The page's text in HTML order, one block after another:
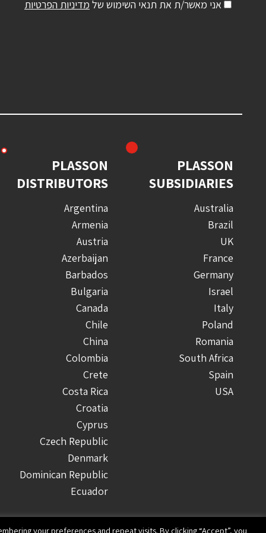
אני מאשר/ת את תנאי השימוש של מדיניות הפרטיות
PLASSON
SUBSIDIARIES
Australia
Brazil
UK
France
Germany
Israel
Italy
Poland
Romania
South Africa
Spain
USA
PLASSON
DISTRIBUTORS
Argentina
Armenia
Austria
Azerbaijan
Barbados
Bulgaria
Canada
Chile
China
Colombia
Crete
Costa Rica
Croatia
Cyprus
Czech Republic
Denmark
Dominican Republic
Ecuador
your preferences and repeat visits. By clicking “Accept”, you